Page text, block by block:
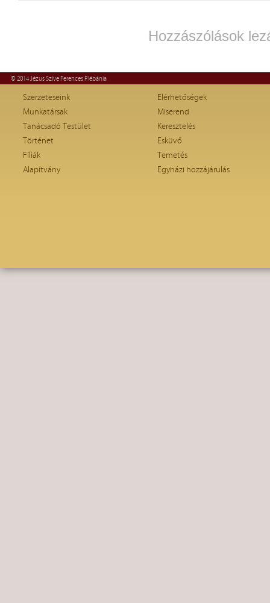
Hozzászólások
© 2014 Jézus Szíve Ferences Plébánia
Szerzeteseink
Munkatársak
Tanácsadó Testület
Történet
Fíliák
Alapítvány
Elérhetőségek
Miserend
Keresztelés
Esküvő
Temetés
Egyházi hozzájárulás